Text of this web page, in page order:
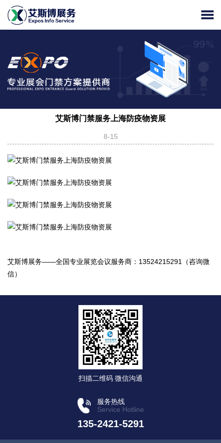
艾斯博门禁服务上海防疫物资展
8-15
艾斯博展务——全国专业展览会议服务商：13524215291（咨询微
信）
扫描二维码 微信沟通
服务热线
Service Hotline
135-2421-5291